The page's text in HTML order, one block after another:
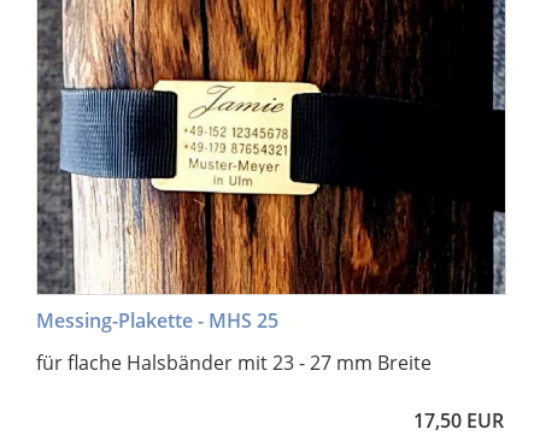
Messing-Plakette - MHS 25
für flache Halsbänder mit 23 - 27 mm Breite
17,50 EUR